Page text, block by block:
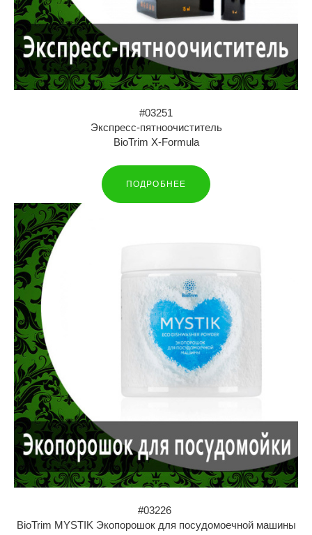
#03251
Экспресс-пятноочиститель
BioTrim X-Formula
ПОДРОБНЕЕ
#03226
BioTrim MYSTIK Экопорошок для посудомоечной машины